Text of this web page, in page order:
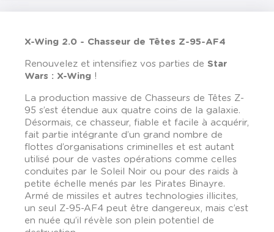
X-Wing 2.0 - Chasseur de Têtes Z-95-AF4
Renouvelez et intensifiez vos parties de Star
Wars : X-Wing !
La production massive de Chasseurs de Têtes Z-
95 s’est étendue aux quatre coins de la galaxie.
Désormais, ce chasseur, fiable et facile à acquérir,
fait partie intégrante d’un grand nombre de
flottes d’organisations criminelles et est autant
utilisé pour de vastes opérations comme celles
conduites par le Soleil Noir ou pour des raids à
petite échelle menés par les Pirates Binayre.
Armé de missiles et autres technologies illicites,
un seul Z-95-AF4 peut être dangereux, mais c’est
en nuée qu’il révèle son plein potentiel de